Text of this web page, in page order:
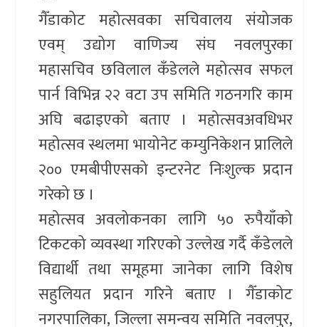
गैँडाकोट महोत्सवका सचिवालय संयोजक
एवम् उद्योग वाणिज्य संघ नवलपुरका
महासचिव छविलाल कँडेलले महोत्सव सफल
पार्न विभिन्न २२ वटा उप समिति गठनगरि काम
अघि बढाइएको बताए । महोत्सवअवधिभर
महोत्सव स्थलमा भायोनेट कम्युनिकेशन प्रालिले
२०० एमबीपीएसको इन्टरनेट निःशुल्क प्रदान
गरेको छ ।
महोत्सव अवलोकनका लागि ५० रुपैयाँको
टिकटको व्यवस्था गरिएको उल्लेख गर्दै कँडेलले
विद्यार्थी तथा समूहमा जानेका लागि विशेष
सहुलियत प्रदान गरिने बताए । गैँडाकोट
नगरपालिका, जिल्ला समन्वय समिति नवलपुर,